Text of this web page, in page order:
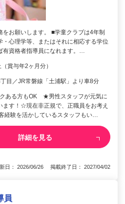
をお願いします。 ■学童クラブは4年制
・心理学等、またはそれに相応する学位
有資格者指導員になれます。…
賞与年2ヶ月分）
目／JR常磐線「土浦駅」より車8分
ある方もOK ★男性スタッフが元気に
ます！☆現在非正規で、正職員をお考え
経験を活かしているスタッフもい…
詳細を見る
日： 2026/06/26 掲載終了日： 2027/04/02
員